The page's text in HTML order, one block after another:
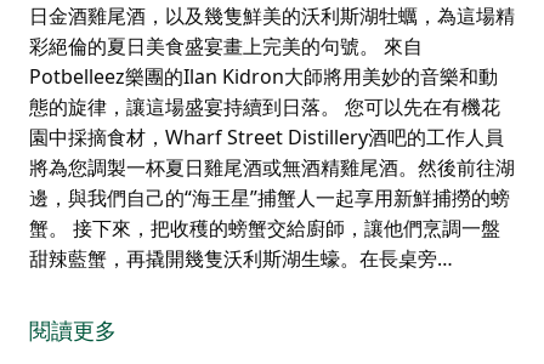
日金酒雞尾酒，以及幾隻鮮美的沃利斯湖牡蠣，為這場精
彩絕倫的夏日美食盛宴畫上完美的句號。 來自
Potbelleez樂團的Ilan Kidron大師將用美妙的音樂和動
態的旋律，讓這場盛宴持續到日落。 您可以先在有機花
園中採摘食材，Wharf Street Distillery酒吧的工作人員
將為您調製一杯夏日雞尾酒或無酒精雞尾酒。然後前往湖
邊，與我們自己的“海王星”捕蟹人一起享用新鮮捕撈的螃
蟹。 接下來，把收穫的螃蟹交給廚師，讓他們烹調一盤
甜辣藍蟹，再撬開幾隻沃利斯湖生蠔。在長桌旁…
祝新南威爾斯州巴靈頓海岸世界一流的海鮮、專業漁民和
牡蠣養殖戶。這是一場充滿樂趣的美食之旅，從牧場到湖
閱讀更多